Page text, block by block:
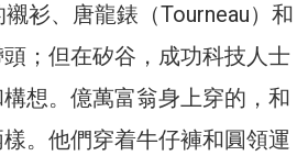
衫、唐龍錶（Tourneau）和
；但在矽谷，成功科技人士
想。億萬富翁身上穿的，和
。他們穿着牛仔褲和圓領運